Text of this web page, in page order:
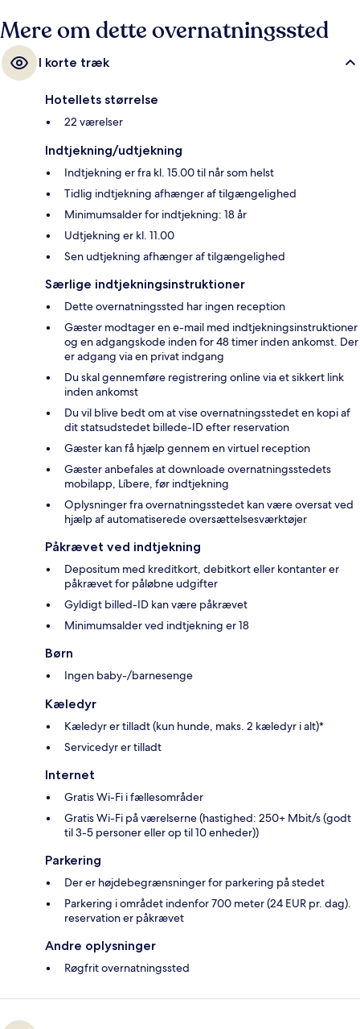
Mere om dette overnatningssted
I korte træk
Hotellets størrelse
22 værelser
Indtjekning/udtjekning
Indtjekning er fra kl. 15.00 til når som helst
Tidlig indtjekning afhænger af tilgængelighed
Minimumsalder for indtjekning: 18 år
Udtjekning er kl. 11.00
Sen udtjekning afhænger af tilgængelighed
Særlige indtjekningsinstruktioner
Dette overnatningssted har ingen reception
Gæster modtager en e-mail med indtjekningsinstruktioner
og en adgangskode inden for 48 timer inden ankomst. Der
er adgang via en privat indgang
Du skal gennemføre registrering online via et sikkert link
inden ankomst
Du vil blive bedt om at vise overnatningsstedet en kopi af
dit statsudstedet billede-ID efter reservation
Gæster kan få hjælp gennem en virtuel reception
Gæster anbefales at downloade overnatningsstedets
mobilapp, Líbere, før indtjekning
Oplysninger fra overnatningsstedet kan være oversat ved
hjælp af automatiserede oversættelsesværktøjer
Påkrævet ved indtjekning
Depositum med kreditkort, debitkort eller kontanter er
påkrævet for påløbne udgifter
Gyldigt billed-ID kan være påkrævet
Minimumsalder ved indtjekning er 18
Børn
Ingen baby-/barnesenge
Kæledyr
Kæledyr er tilladt (kun hunde, maks. 2 kæledyr i alt)*
Servicedyr er tilladt
Internet
Gratis Wi-Fi i fællesområder
Gratis Wi-Fi på værelserne (hastighed: 250+ Mbit/s (godt
til 3-5 personer eller op til 10 enheder))
Parkering
Der er højdebegrænsninger for parkering på stedet
Parkering i området indenfor 700 meter (24 EUR pr. dag).
reservation er påkrævet
Andre oplysninger
Røgfrit overnatningssted